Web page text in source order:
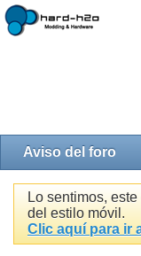
Aviso del foro
Lo sentimos,
del estilo móvil.
Clic aquí para ir